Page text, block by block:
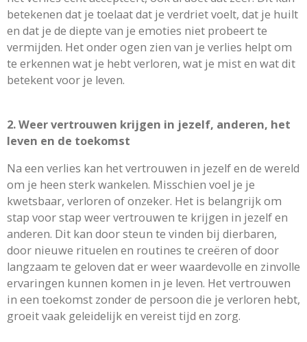
betekenen dat je toelaat dat je verdriet voelt, dat je huilt
en dat je de diepte van je emoties niet probeert te
vermijden. Het onder ogen zien van je verlies helpt om
te erkennen wat je hebt verloren, wat je mist en wat dit
betekent voor je leven.
2. Weer vertrouwen krijgen in jezelf, anderen, het
leven en de toekomst
Na een verlies kan het vertrouwen in jezelf en de wereld
om je heen sterk wankelen. Misschien voel je je
kwetsbaar, verloren of onzeker. Het is belangrijk om
stap voor stap weer vertrouwen te krijgen in jezelf en
anderen. Dit kan door steun te vinden bij dierbaren,
door nieuwe rituelen en routines te creëren of door
langzaam te geloven dat er weer waardevolle en zinvolle
ervaringen kunnen komen in je leven. Het vertrouwen
in een toekomst zonder de persoon die je verloren hebt,
groeit vaak geleidelijk en vereist tijd en zorg.